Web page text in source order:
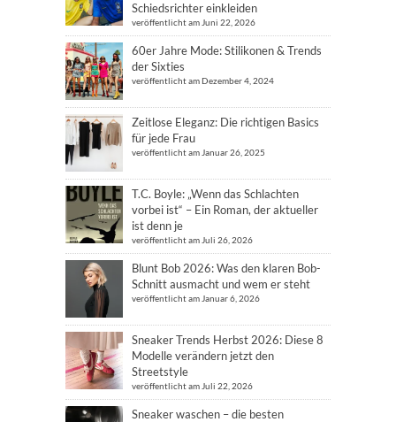
Schiedsrichter einkleiden
veröffentlicht am Juni 22, 2026
60er Jahre Mode: Stilikonen & Trends
der Sixties
veröffentlicht am Dezember 4, 2024
Zeitlose Eleganz: Die richtigen Basics
für jede Frau
veröffentlicht am Januar 26, 2025
T.C. Boyle: „Wenn das Schlachten
vorbei ist“ – Ein Roman, der aktueller
ist denn je
veröffentlicht am Juli 26, 2026
Blunt Bob 2026: Was den klaren Bob-
Schnitt ausmacht und wem er steht
veröffentlicht am Januar 6, 2026
Sneaker Trends Herbst 2026: Diese 8
Modelle verändern jetzt den
Streetstyle
veröffentlicht am Juli 22, 2026
Sneaker waschen – die besten